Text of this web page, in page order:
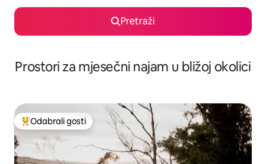
Pretraži
Prostori za mjesečni najam u bližoj okolici
Među najviše rangiranima s oznakom „Odabrali gosti”
Odabrali gosti